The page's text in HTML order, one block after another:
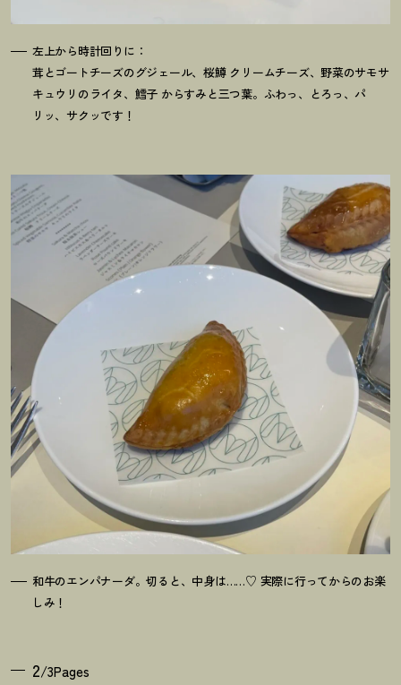
左上から時計回りに：
茸とゴートチーズのグジェール、桜鱒 クリームチーズ、野菜のサモサ
キュウリのライタ、鱈子 からすみと三つ葉。ふわっ、とろっ、パ
リッ、サクッです ！
和牛のエンパナーダ。切ると、中身は……♡ 実際に行ってからのお楽
しみ ！
2/3Pages